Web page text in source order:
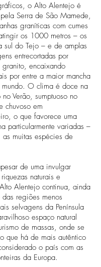
o Alto Alentejo é
Serra de São Mamede,
graníticas com cumes
os 1000 metros – os
sul do Tejo – e de amplas
entrecortadas por
granito, encaixando
por entre a maior mancha
O clima é doce na
Verão, sumptuoso no
chuvoso em
o que favorece uma
particularmente variadas –
as muitas espécies de
de uma invulgar
naturais e
Alentejo continua, ainda
regiões menos
selvagens da Península
espaço natural
de massas, onde se
que há de mais autêntico
o país com as
da Europa.